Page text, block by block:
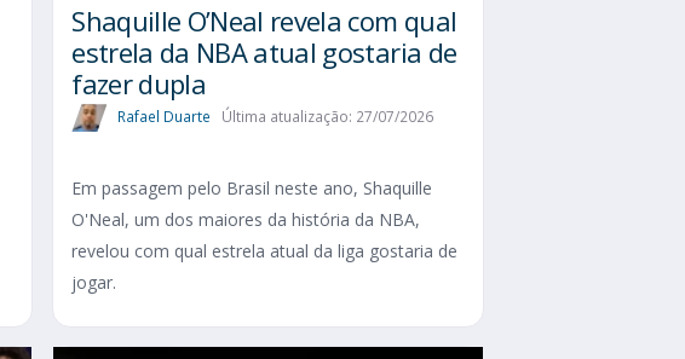
Shaquille O’Neal revela com qual
estrela da NBA atual gostaria de
fazer dupla
Rafael Duarte Última atualização: 27/07/2026
Em passagem pelo Brasil neste ano, Shaquille
O'Neal, um dos maiores da história da NBA,
revelou com qual estrela atual da liga gostaria de
jogar.